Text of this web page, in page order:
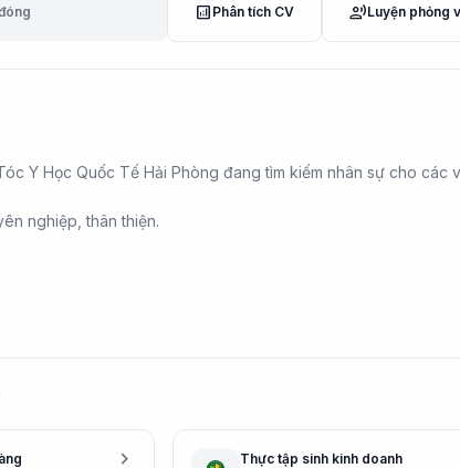
analytics Phân tích CV record_voice_overLuyện phỏng
Y Học Quốc Tế Hải Phòng đang tìm kiếm nhân sự cho các
nghiệp, thân thiện.
chevron_right Thực tập sinh kinh doanh